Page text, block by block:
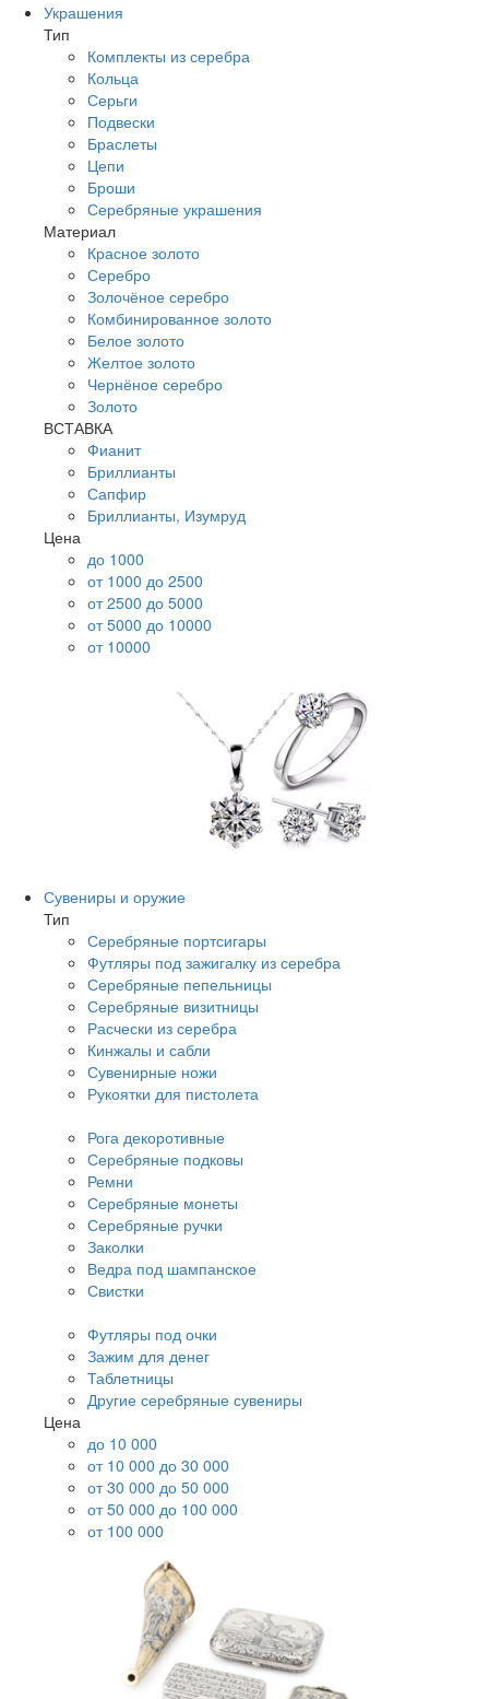
Украшения
Тип
Комплекты из серебра
Кольца
Серьги
Подвески
Браслеты
Цепи
Броши
Серебряные украшения
Материал
Красное золото
Серебро
Золочёное серебро
Комбинированное золото
Белое золото
Желтое золото
Чернёное серебро
Золото
ВСТАВКА
Фианит
Бриллианты
Сапфир
Бриллианты, Изумруд
Цена
до 1000
от 1000 до 2500
от 2500 до 5000
от 5000 до 10000
от 10000
Сувениры и оружие
Тип
Серебряные портсигары
Футляры под зажигалку из серебра
Серебряные пепельницы
Серебряные визитницы
Расчески из серебра
Кинжалы и сабли
Сувенирные ножи
Рукоятки для пистолета
Рога декоротивные
Серебряные подковы
Ремни
Серебряные монеты
Серебряные ручки
Заколки
Ведра под шампанское
Свистки
Футляры под очки
Зажим для денег
Таблетницы
Другие серебряные сувениры
Цена
до 10 000
от 10 000 до 30 000
от 30 000 до 50 000
от 50 000 до 100 000
от 100 000